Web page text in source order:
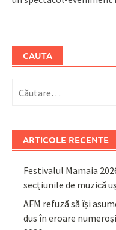
CAUTA
după:
ARTICOLE RECENTE
Festivalul Mamaia
secțiunile de muzică
AFM refuză să își
dus în eroare